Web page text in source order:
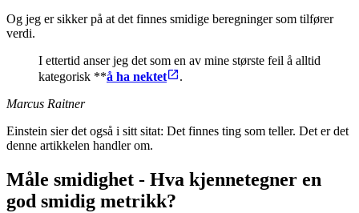
Og jeg er sikker på at det finnes smidige beregninger som tilfører
verdi.
I ettertid anser jeg det som en av mine største feil å alltid
kategorisk **å ha nektet
.
Marcus Raitner
Einstein sier det også i sitt sitat: Det finnes ting som teller. Det er det
denne artikkelen handler om.
Måle smidighet - Hva kjennetegner en
god smidig metrikk?